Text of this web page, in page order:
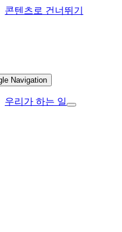
콘텐츠로 건너뛰기
Navigation
우리가 하는 일